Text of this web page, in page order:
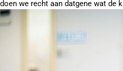
doen we recht aan datgene wat de